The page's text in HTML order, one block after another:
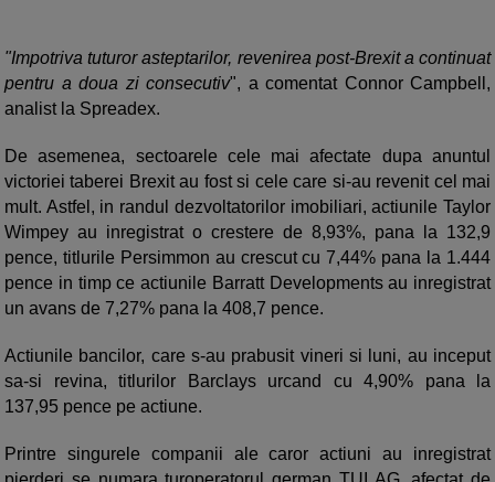
"Impotriva tuturor asteptarilor, revenirea post-Brexit a continuat
pentru a doua zi consecutiv", a comentat Connor Campbell,
analist la Spreadex.
De asemenea, sectoarele cele mai afectate dupa anuntul
victoriei taberei Brexit au fost si cele care si-au revenit cel mai
mult. Astfel, in randul dezvoltatorilor imobiliari, actiunile Taylor
Wimpey au inregistrat o crestere de 8,93%, pana la 132,9
pence, titlurile Persimmon au crescut cu 7,44% pana la 1.444
pence in timp ce actiunile Barratt Developments au inregistrat
un avans de 7,27% pana la 408,7 pence.
Actiunile bancilor, care s-au prabusit vineri si luni, au inceput
sa-si revina, titlurilor Barclays urcand cu 4,90% pana la
137,95 pence pe actiune.
Printre singurele companii ale caror actiuni au inregistrat